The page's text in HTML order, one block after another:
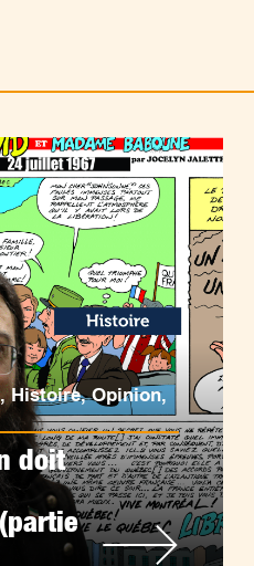
,Histoire,Opinion,
doit